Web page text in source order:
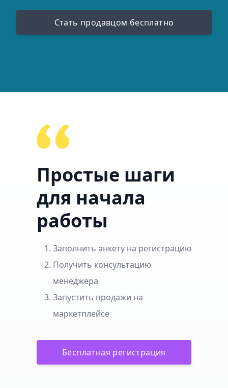
Стать продавцом бесплатно
Простые шаги
для начала
работы
Заполнить анкету на регистрацию
Получить консультацию
менеджера
Запустить продажи на
маркетплейсе
Бесплатная регистрация